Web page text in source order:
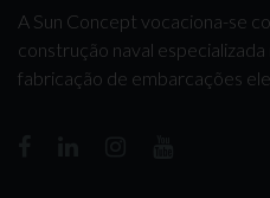
A Sun Concept vocaciona-se
construção naval
fabricação de embarcações